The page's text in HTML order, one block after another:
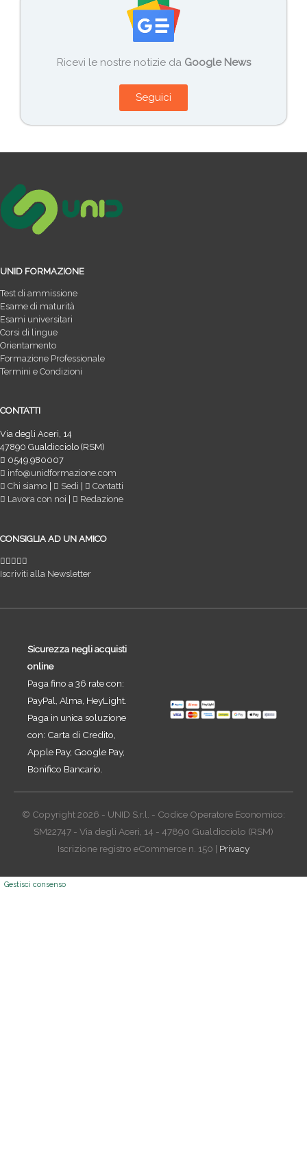
Ricevi le nostre notizie da Google News
Seguici
UNID FORMAZIONE
Test di ammissione
Esame di maturità
Esami universitari
Corsi di lingue
Orientamento
Formazione Professionale
Termini e Condizioni
CONTATTI
Via degli Aceri, 14
47890 Gualdicciolo (RSM)
0549.980007
info@unidformazione.com
Chi siamo
Sedi
Contatti
Lavora con noi
Redazione
CONSIGLIA AD UN AMICO
Iscriviti alla Newsletter
Sicurezza negli acquisti
online
Paga fino a 36 rate con:
PayPal, Alma, HeyLight.
Paga in unica soluzione
con: Carta di Credito,
Apple Pay, Google Pay,
Bonifico Bancario.
© Copyright 2026 - UNID S.r.l. - Codice Operatore Economico:
SM22747 - Via degli Aceri, 14 - 47890 Gualdicciolo (RSM)
Iscrizione registro eCommerce n. 150 | Privacy
Gestisci consenso